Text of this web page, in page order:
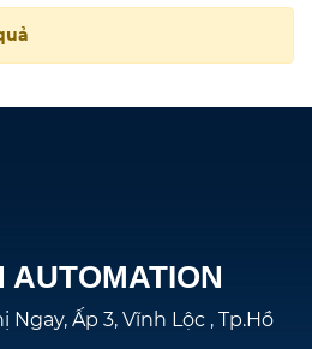
AUTOMATION
Ngay, Ấp 3, Vĩnh Lộc , Tp.Hồ